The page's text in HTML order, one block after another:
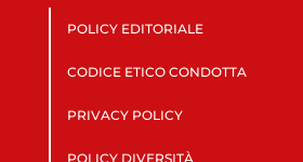
POLICY EDITORIALE
CODICE ETICO CONDOTTA
PRIVACY POLICY
POLICY DIVERSITÀ